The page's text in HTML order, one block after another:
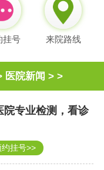
挂号 来院路线
医院新闻 > >
院专业检测，看诊
约挂号>>